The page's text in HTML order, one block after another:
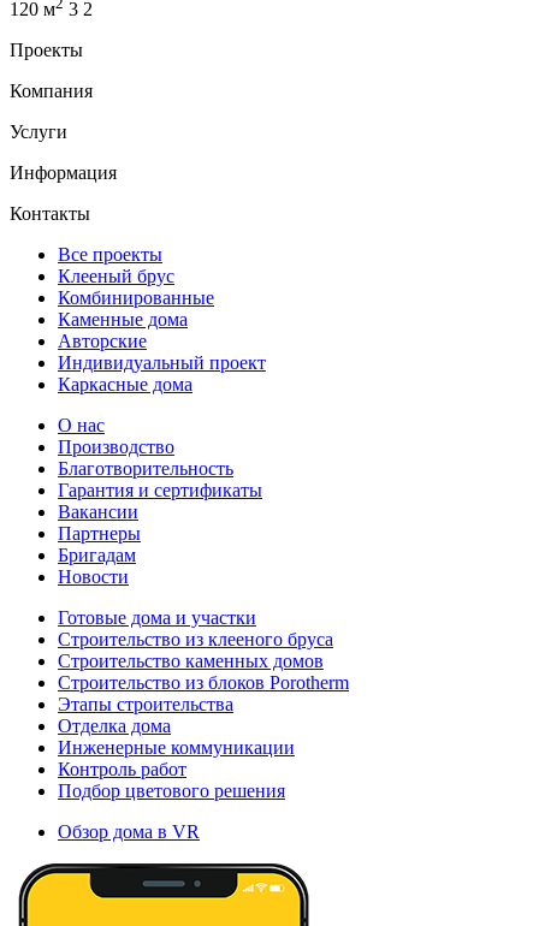
120 м
3 2
Проекты
Компания
Услуги
Информация
Контакты
Все проекты
Клееный брус
Комбинированные
Каменные дома
Авторские
Индивидуальный проект
Каркасные дома
О нас
Производство
Благотворительность
Гарантия и сертификаты
Вакансии
Партнеры
Бригадам
Новости
Готовые дома и участки
Строительство из клееного бруса
Строительство каменных домов
Строительство из блоков Porotherm
Этапы строительства
Отделка дома
Инженерные коммуникации
Контроль работ
Подбор цветового решения
Обзор дома в VR